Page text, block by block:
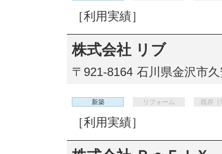
［利用実績］
株式会社 リブ
〒921-8164 石川県金沢市
新築 リフォーム 既存（
［利用実績］